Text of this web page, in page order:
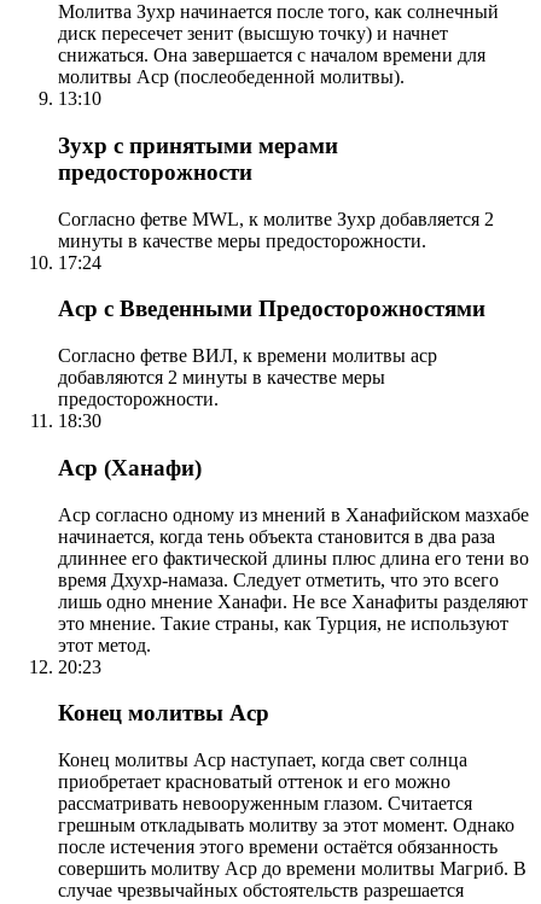
Молитва Зухр начинается после того, как солнечный
диск пересечет зенит (высшую точку) и начнет
снижаться. Она завершается с началом времени для
молитвы Аср (послеобеденной молитвы).
13:10
Зухр с принятыми мерами
предосторожности
Согласно фетве MWL, к молитве Зухр добавляется 2
минуты в качестве меры предосторожности.
17:24
Аср с Введенными Предосторожностями
Согласно фетве ВИЛ, к времени молитвы аср
добавляются 2 минуты в качестве меры
предосторожности.
18:30
Аср (Ханафи)
Аср согласно одному из мнений в Ханафийском мазхабе
начинается, когда тень объекта становится в два раза
длиннее его фактической длины плюс длина его тени во
время Дхухр-намаза. Следует отметить, что это всего
лишь одно мнение Ханафи. Не все Ханафиты разделяют
это мнение. Такие страны, как Турция, не используют
этот метод.
20:23
Конец молитвы Аср
Конец молитвы Аср наступает, когда свет солнца
приобретает красноватый оттенок и его можно
рассматривать невооруженным глазом. Считается
грешным откладывать молитву за этот момент. Однако
после истечения этого времени остаётся обязанность
совершить молитву Аср до времени молитвы Магриб. В
случае чрезвычайных обстоятельств разрешается